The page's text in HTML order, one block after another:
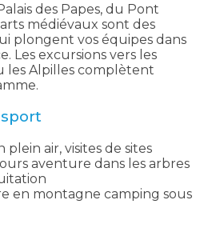
des Papes, du Pont
médiévaux sont des
plongent vos équipes dans
Les excursions vers les
les Alpilles complètent
plein air, visites de sites
aventure dans les arbres
en montagne camping sous